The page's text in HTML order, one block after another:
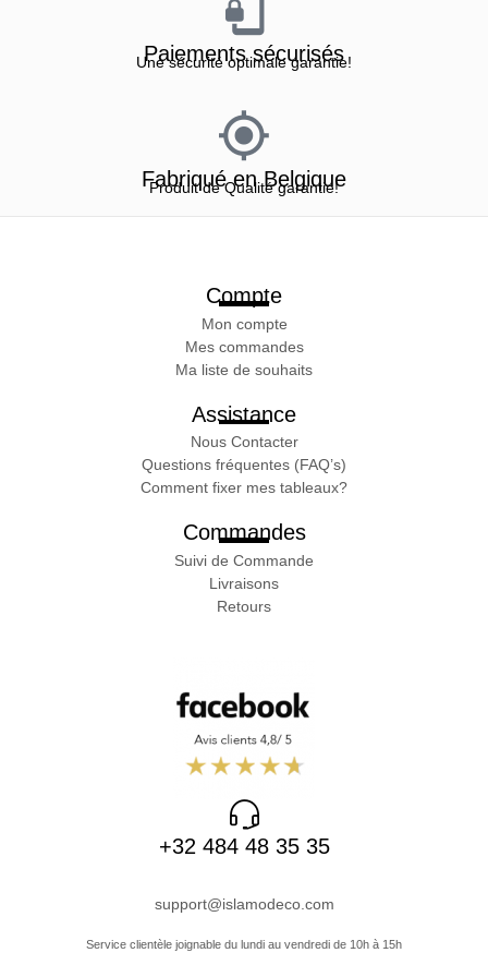
Paiements sécurisés
Une sécurité optimale garantie!
Fabriqué en Belgique
Produit de Qualité garantie!
Compte
Mon compte
Mes commandes
Ma liste de souhaits
Assistance
Nous Contacter
Questions fréquentes (FAQ’s)
Comment fixer mes tableaux?
Commandes
Suivi de Commande
Livraisons
Retours
+32 484 48 35 35
support@islamodeco.com
Service clientèle joignable du lundi au vendredi de 10h à 15h